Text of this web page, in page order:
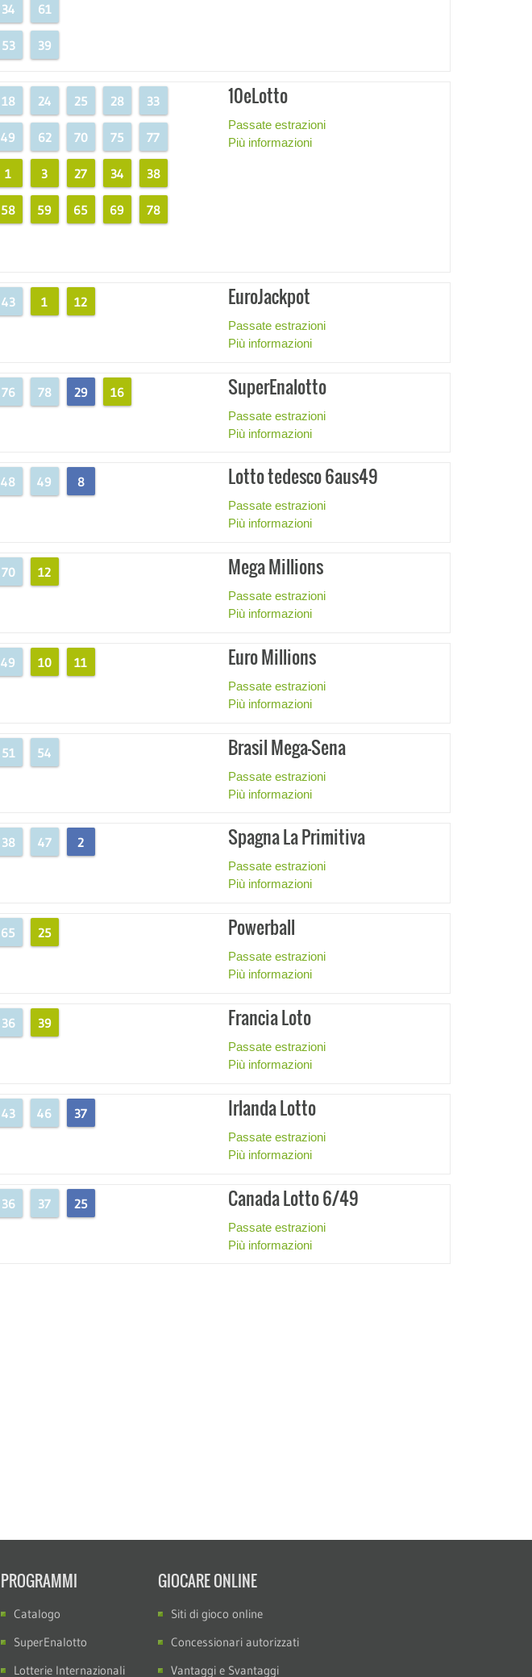
34 61
53 39
18 24 25 28 33
49 62 70 75 77
1 3 27 34 38
58 59 65 69 78
10eLotto
Passate estrazioni
Più informazioni
43 1 12 EuroJackpot
Passate estrazioni
Più informazioni
76 78 29 16 SuperEnalotto
Passate estrazioni
Più informazioni
48 49 8 Lotto tedesco 6aus49
Passate estrazioni
Più informazioni
70 12 Mega Millions
Passate estrazioni
Più informazioni
49 10 11 Euro Millions
Passate estrazioni
Più informazioni
51 54 Brasil Mega-Sena
Passate estrazioni
Più informazioni
38 47 2 Spagna La Primitiva
Passate estrazioni
Più informazioni
65 25 Powerball
Passate estrazioni
Più informazioni
36 39 Francia Loto
Passate estrazioni
Più informazioni
43 46 37 Irlanda Lotto
Passate estrazioni
Più informazioni
36 37 25 Canada Lotto 6/49
Passate estrazioni
Più informazioni
PROGRAMMI
Catalogo
SuperEnalotto
Lotterie Internazionali
GIOCARE ONLINE
Siti di gioco online
Concessionari autorizzati
Vantaggi e Svantaggi